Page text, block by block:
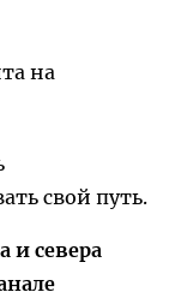
на
свой путь.
и севера